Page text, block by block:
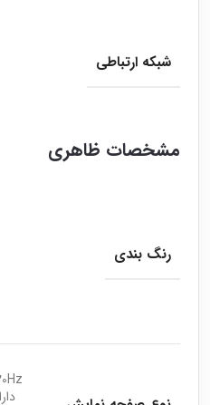
شبکه ارتباطی
مشخصات ظاهری
رنگ بندی